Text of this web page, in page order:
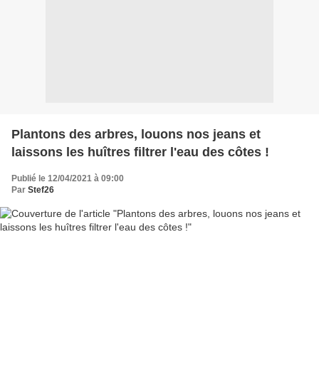
Plantons des arbres, louons nos jeans et
laissons les huîtres filtrer l'eau des côtes !
Publié le 12/04/2021 à 09:00
Par Stef26